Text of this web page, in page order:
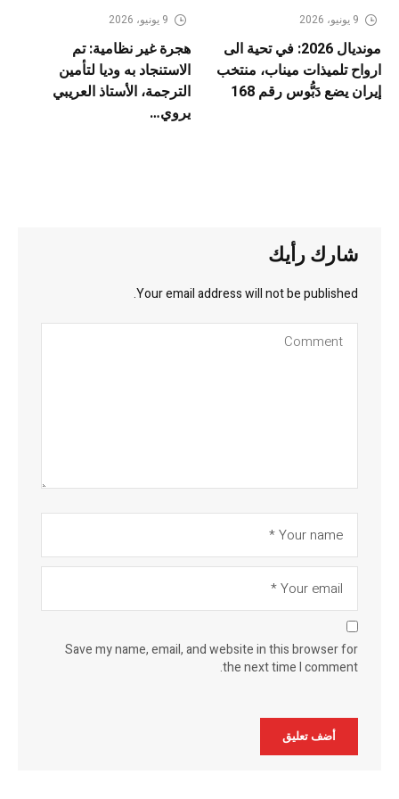
9 يونيو، 2026
مونديال 2026: في تحية الى
ارواح تلميذات ميناب، منتخب
إيران يضع دَبُّوس رقم 168
9 يونيو، 2026
هجرة غير نظامية: تم
الاستنجاد به وديا لتأمين
الترجمة، الأستاذ العريبي
يروي…
شارك رأيك
Your email address will not be published.
Save my name, email, and website in this browser for
the next time I comment.